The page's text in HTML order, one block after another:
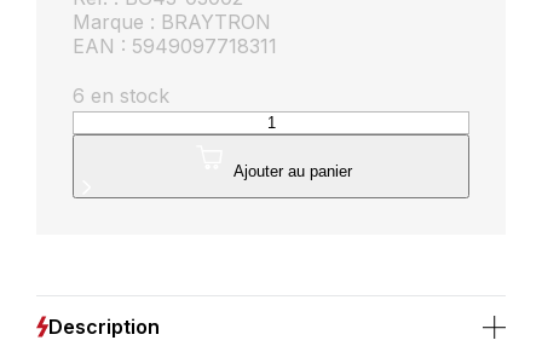
Marque : BRAYTRON
EAN : 5949097718311
6 en stock
quantité
de
montante
Ajouter au panier
Description